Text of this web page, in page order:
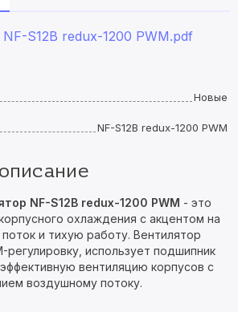
S12B redux-1200 PWM.pdf
Новые
NF-S12B redux-1200 PWM
NF-S12B redux-1200 PWM - это
охлаждения с акцентом на
и тихую работу. Вентилятор
использует подшипник
вентиляцию корпусов с
воздушному потоку.